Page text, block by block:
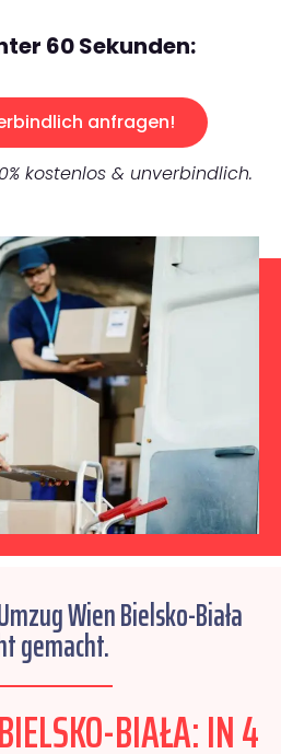
60 Sekunden:
anfragen!
kostenlos & unverbindlich.
Wien Bielsko-Biała
gemacht.
BIAŁA: IN 4